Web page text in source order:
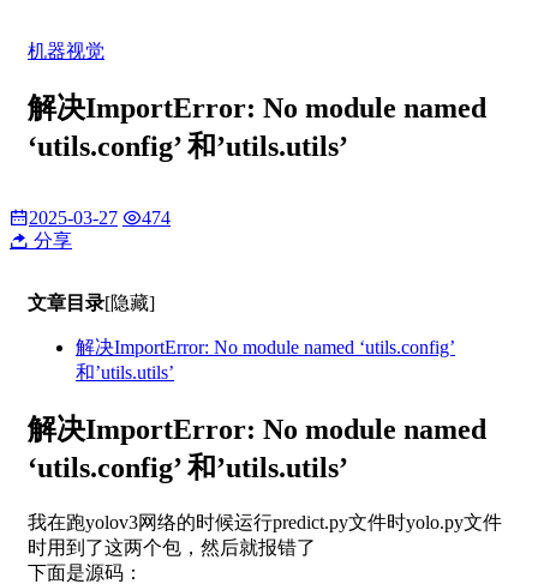
机器视觉
解决ImportError: No module named
‘utils.config’ 和’utils.utils’
2025-03-27
474
分享
文章目录[隐藏]
解决ImportError: No module named ‘utils.config’
和’utils.utils’
解决ImportError: No module named
‘utils.config’ 和’utils.utils’
我在跑yolov3网络的时候运行predict.py文件时yolo.py文件
时用到了这两个包，然后就报错了
下面是源码：